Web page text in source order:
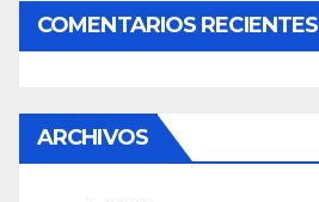
COMENTARIOS RECIENTES
ARCHIVOS